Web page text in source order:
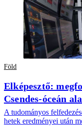
Föld
Elképesztő:
Csendes-óceán
A tudományos
hetek eredményei után